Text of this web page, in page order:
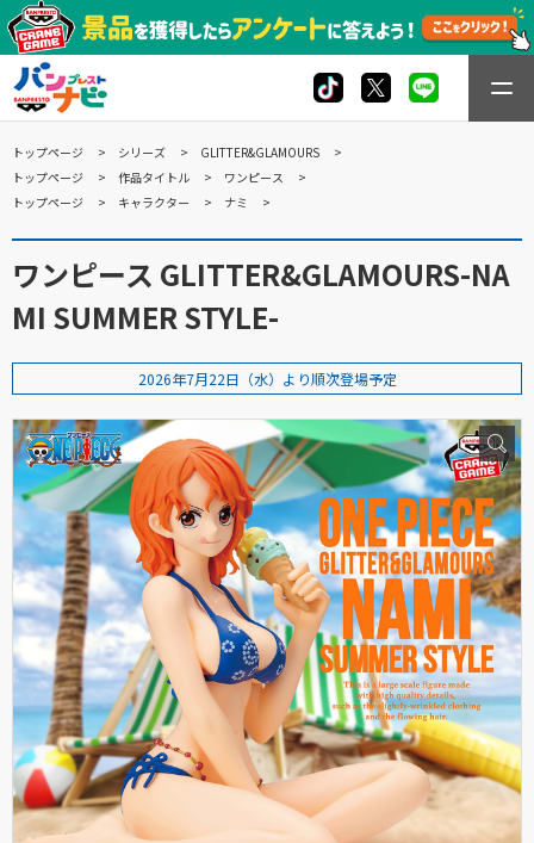
トップページ シリーズ
GLITTER&GLAMOURS
トップページ
作品タイトル
ワンピース
トップページ
キャラクター ナミ
ワンピース GLITTER&GLAMOURS-NA
MI SUMMER STYLE-
2026年7月22日（水）より順次登場予定